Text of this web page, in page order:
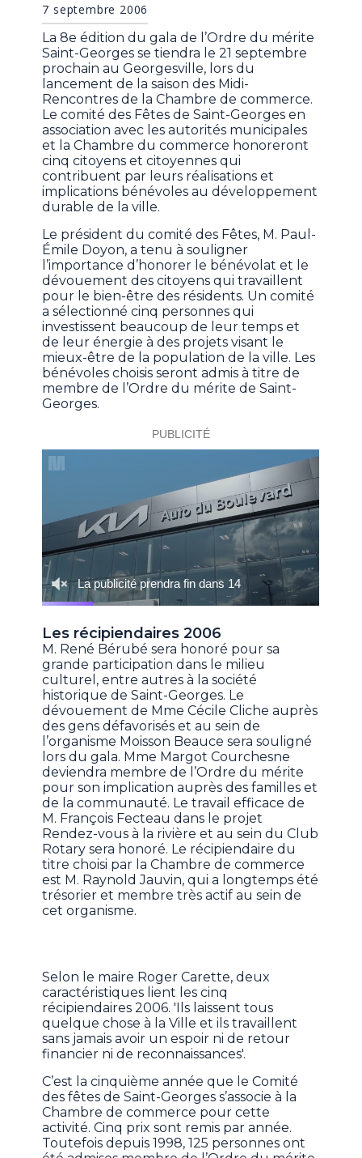
7 septembre 2006
La 8e édition du gala de l’Ordre du mérite
Saint-Georges se tiendra le 21 septembre
prochain au Georgesville, lors du
lancement de la saison des Midi-
Rencontres de la Chambre de commerce.
Le comité des Fêtes de Saint-Georges en
association avec les autorités municipales
et la Chambre du commerce honoreront
cinq citoyens et citoyennes qui
contribuent par leurs réalisations et
implications bénévoles au développement
durable de la ville.
Le président du comité des Fêtes, M. Paul-
Émile Doyon, a tenu à souligner
l’importance d’honorer le bénévolat et le
dévouement des citoyens qui travaillent
pour le bien-être des résidents. Un comité
a sélectionné cinq personnes qui
investissent beaucoup de leur temps et
de leur énergie à des projets visant le
mieux-être de la population de la ville. Les
bénévoles choisis seront admis à titre de
membre de l’Ordre du mérite de Saint-
Georges.
Les récipiendaires 2006
M. René Bérubé sera honoré pour sa
grande participation dans le milieu
culturel, entre autres à la société
historique de Saint-Georges. Le
dévouement de Mme Cécile Cliche auprès
des gens défavorisés et au sein de
l’organisme Moisson Beauce sera souligné
lors du gala. Mme Margot Courchesne
deviendra membre de l’Ordre du mérite
pour son implication auprès des familles et
de la communauté. Le travail efficace de
M. François Fecteau dans le projet
Rendez-vous à la rivière et au sein du Club
Rotary sera honoré. Le récipiendaire du
titre choisi par la Chambre de commerce
est M. Raynold Jauvin, qui a longtemps été
trésorier et membre très actif au sein de
cet organisme.
Selon le maire Roger Carette, deux
caractéristiques lient les cinq
récipiendaires 2006. 'Ils laissent tous
quelque chose à la Ville et ils travaillent
sans jamais avoir un espoir ni de retour
financier ni de reconnaissances'.
C’est la cinquième année que le Comité
des fêtes de Saint-Georges s’associe à la
Chambre de commerce pour cette
activité. Cinq prix sont remis par année.
Toutefois depuis 1998, 125 personnes ont